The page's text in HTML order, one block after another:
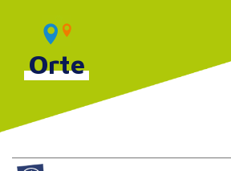
Orte